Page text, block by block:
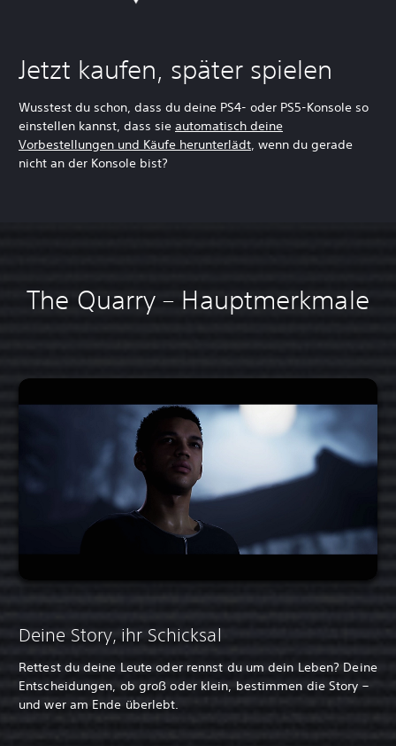
Jetzt kaufen, später spielen
Wusstest du schon, dass du deine PS4- oder PS5-Konsole so
einstellen kannst, dass sie automatisch deine
Vorbestellungen und Käufe herunterlädt, wenn du gerade
nicht an der Konsole bist?
The Quarry – Hauptmerkmale
Deine Story, ihr Schicksal
Rettest du deine Leute oder rennst du um dein Leben? Deine
Entscheidungen, ob groß oder klein, bestimmen die Story –
und wer am Ende überlebt.